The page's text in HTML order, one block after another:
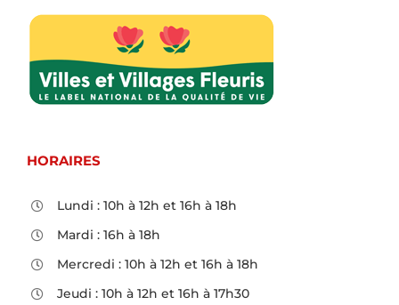
HORAIRES
Lundi : 10h à 12h et 16h à 18h
Mardi : 16h à 18h
Mercredi : 10h à 12h et 16h à 18h
Jeudi : 10h à 12h et 16h à 17h30